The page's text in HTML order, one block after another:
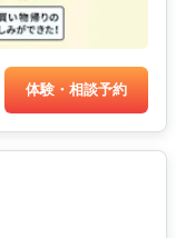
体験・相談予約